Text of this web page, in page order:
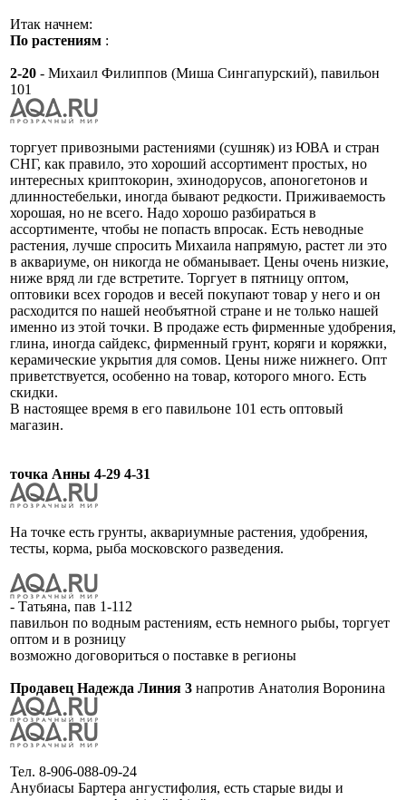
Итак начнем:
По растениям :
2-20 - Михаил Филиппов (Миша Сингапурский), павильон
101
торгует привозными растениями (сушняк) из ЮВА и стран
СНГ, как правило, это хороший ассортимент простых, но
интересных криптокорин, эхинодорусов, апоногетонов и
длинностебельки, иногда бывают редкости. Приживаемость
хорошая, но не всего. Надо хорошо разбираться в
ассортименте, чтобы не попасть впросак. Есть неводные
растения, лучше спросить Михаила напрямую, растет ли это
в аквариуме, он никогда не обманывает. Цены очень низкие,
ниже вряд ли где встретите. Торгует в пятницу оптом,
оптовики всех городов и весей покупают товар у него и он
расходится по нашей необъятной стране и не только нашей
именно из этой точки. В продаже есть фирменные удобрения,
глина, иногда сайдекс, фирменный грунт, коряги и коряжки,
керамические укрытия для сомов. Цены ниже нижнего. Опт
приветствуется, особенно на товар, которого много. Есть
скидки.
В настоящее время в его павильоне 101 есть оптовый
магазин.
точка Анны 4-29 4-31
На точке есть грунты, аквариумные растения, удобрения,
тесты, корма, рыба московского разведения.
- Татьяна, пав 1-112
павильон по водным растениям, есть немного рыбы, торгует
оптом и в розницу
возможно договориться о поставке в регионы
Продавец Надежда Линия 3 напротив Анатолия Воронина
Тел. 8-906-088-09-24
Анубиасы Бартера ангустифолия, есть старые виды и